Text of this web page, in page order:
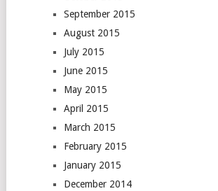
September 2015
August 2015
July 2015
June 2015
May 2015
April 2015
March 2015
February 2015
January 2015
December 2014